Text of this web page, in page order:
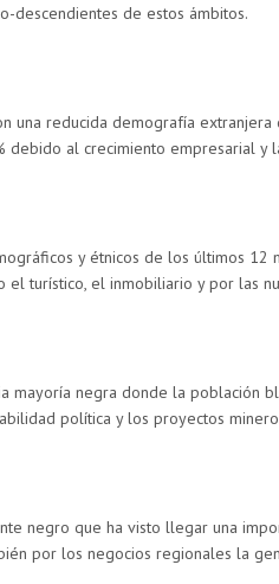
descendientes de estos ámbitos.
una reducida demografía
debido al crecimiento empresarial y
y étnicos de los últimos
el turístico, el inmobiliario y por las
mayoría negra donde la población
política y los proyectos
negro que ha visto llegar una
por los negocios regionales la